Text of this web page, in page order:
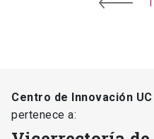
Centro de Innovación
pertenece a: